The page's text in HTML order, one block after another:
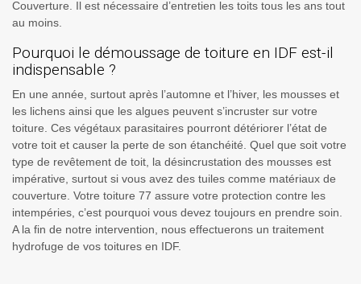
Couverture. Il est nécessaire d’entretien les toits tous les ans tout
au moins.
Pourquoi le démoussage de toiture en IDF est-il
indispensable ?
En une année, surtout après l’automne et l’hiver, les mousses et
les lichens ainsi que les algues peuvent s’incruster sur votre
toiture. Ces végétaux parasitaires pourront détériorer l’état de
votre toit et causer la perte de son étanchéité. Quel que soit votre
type de revêtement de toit, la désincrustation des mousses est
impérative, surtout si vous avez des tuiles comme matériaux de
couverture. Votre toiture 77 assure votre protection contre les
intempéries, c’est pourquoi vous devez toujours en prendre soin.
A la fin de notre intervention, nous effectuerons un traitement
hydrofuge de vos toitures en IDF.